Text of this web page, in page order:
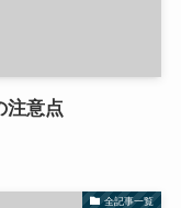
注意点
全記事一覧